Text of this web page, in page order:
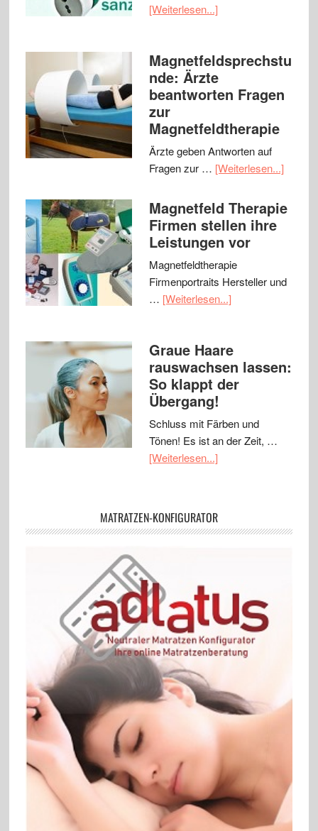
[Weiterlesen...]
Magnetfeldsprechstu
nde: Ärzte
beantworten Fragen
zur
Magnetfeldtherapie
Ärzte geben Antworten auf
Fragen zur … [Weiterlesen...]
Magnetfeld Therapie
Firmen stellen ihre
Leistungen vor
Magnetfeldtherapie
Firmenportraits Hersteller und
… [Weiterlesen...]
Graue Haare
rauswachsen lassen:
So klappt der
Übergang!
Schluss mit Färben und
Tönen! Es ist an der Zeit, …
[Weiterlesen...]
MATRATZEN-KONFIGURATOR